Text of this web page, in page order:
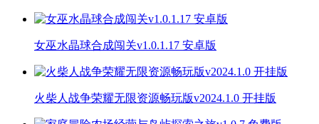
女巫水晶球合成闯关v1.0.1.17 安卓版
火柴人战争荣耀无限资源畅玩版v2024.1.0 开挂版